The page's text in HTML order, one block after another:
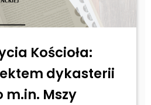
Kościoła:
dykasterii
m.in. Mszy